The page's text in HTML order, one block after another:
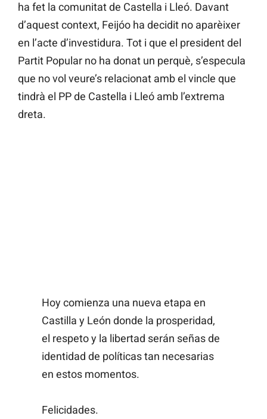
ha fet la comunitat de Castella i Lleó. Davant
d’aquest context, Feijóo ha decidit no aparèixer
en l’acte d’investidura. Tot i que el president del
Partit Popular no ha donat un perquè, s’especula
que no vol veure’s relacionat amb el vincle que
tindrà el PP de Castella i Lleó amb l’extrema
dreta.
Hoy comienza una nueva etapa en
Castilla y León donde la prosperidad,
el respeto y la libertad serán señas de
identidad de políticas tan necesarias
en estos momentos.
Felicidades.